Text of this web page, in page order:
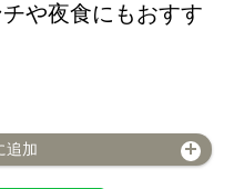
や夜食にもおすす
追加